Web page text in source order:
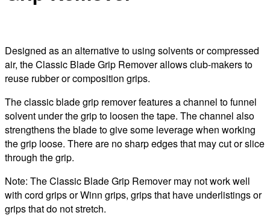
Designed as an alternative to using solvents or compressed
air, the Classic Blade Grip Remover allows club-makers to
reuse rubber or composition grips.
The classic blade grip remover features a channel to funnel
solvent under the grip to loosen the tape. The channel also
strengthens the blade to give some leverage when working
the grip loose. There are no sharp edges that may cut or slice
through the grip.
Note: The Classic Blade Grip Remover may not work well
with cord grips or Winn grips, grips that have underlistings or
grips that do not stretch.